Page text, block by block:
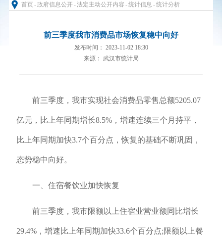
首页-政府信息公开-法定主动公开内容 -统计信息 -统计分析
前三季度我市消费品市场恢复稳中向好
发布时间： 2023-11-02 18:30
来源： 武汉市统计局
前三季度，我市实现社会消费品零售总额5205.07
亿元，比上年同期增长8.5%，增速连续三个月持平，
比上年同期加快3.7个百分点，恢复的基础不断巩固，
态势稳中向好。
一、住宿餐饮业加快恢复
前三季度，我市限额以上住宿业营业额同比增长
29.4%，增速比上年同期加快33.6个百分点;限额以上餐